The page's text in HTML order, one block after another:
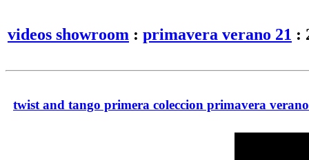
videos showroom : primavera verano 21 :
twist and tango primera coleccion primavera